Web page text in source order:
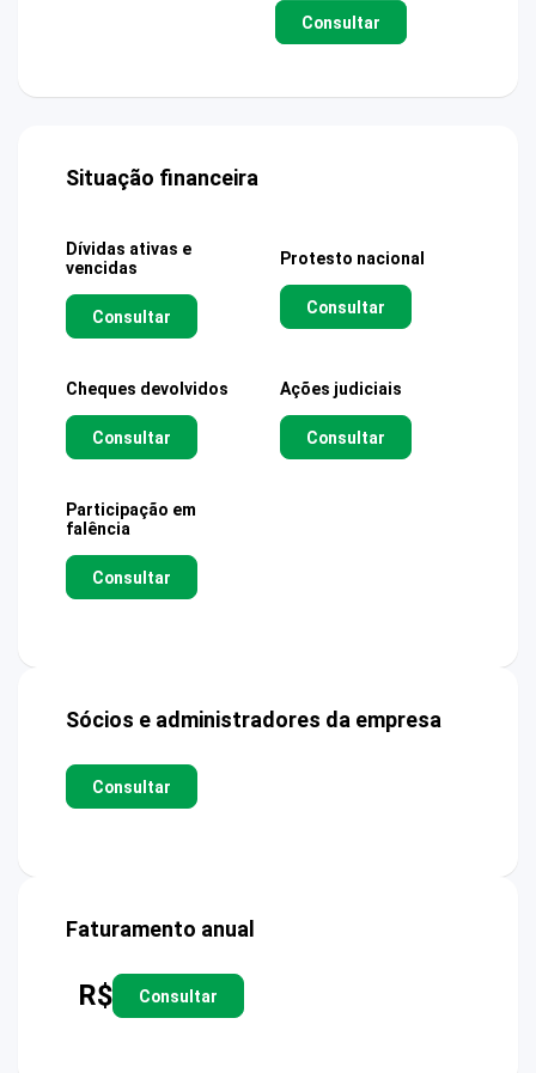
Consultar
Situação financeira
Dívidas ativas e
vencidas
Consultar
Protesto nacional
Consultar
Cheques devolvidos
Consultar
Ações judiciais
Consultar
Participação em
falência
Consultar
Sócios e administradores da empresa
Consultar
Faturamento anual
R$ Consultar